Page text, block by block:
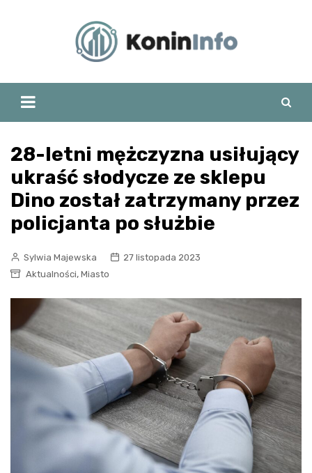
28-letni mężczyzna usiłujący
ukraść słodycze ze sklepu
Dino został zatrzymany przez
policjanta po służbie
Sylwia Majewska
27 listopada 2023
Aktualności, Miasto